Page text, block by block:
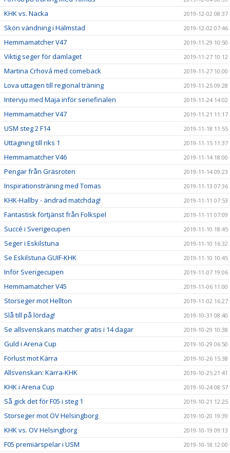
KHK vs. Nacka 2019-12-02 08:37
Skön vändning i Halmstad 2019-12-02 07:46
Hemmamatcher V47 2019-11-29 10:50
Viktig seger för damlaget 2019-11-27 10:12
Martina Crhová med comeback 2019-11-27 10:00
Lova uttagen till regional träning 2019-11-25 09:28
Intervju med Maja inför seriefinalen 2019-11-24 14:02
Hemmamatcher V47 2019-11-21 11:17
USM steg 2 F14 2019-11-18 11:55
Uttagning till riks 1 2019-11-15 11:37
Hemmamatcher V46 2019-11-14 18:00
Pengar från Gräsroten 2019-11-14 09:23
Inspirationsträning med Tomas 2019-11-13 07:36
KHK-Hallby - ändrad matchdag! 2019-11-11 07:53
Fantastisk förtjänst från Folkspel 2019-11-11 07:09
Succé i Sverigecupen 2019-11-10 18:45
Seger i Eskilstuna 2019-11-10 16:32
Se Eskilstuna GUIF-KHK 2019-11-10 10:45
Inför Sverigecupen 2019-11-07 19:06
Hemmamatcher V45 2019-11-06 11:00
Storseger mot Hellton 2019-11-02 16:27
Slå till på lördag! 2019-10-31 08:40
Se allsvenskans matcher gratis i 14 dagar 2019-10-29 10:38
Guld i Arena Cup 2019-10-29 06:50
Förlust mot Kärra 2019-10-26 15:38
Allsvenskan: Kärra-KHK 2019-10-25 21:41
KHK i Arena Cup 2019-10-24 08:57
Så gick det för F05 i steg 1 2019-10-21 12:25
Storseger mot OV Helsingborg 2019-10-20 19:39
KHK vs. OV Helsingborg 2019-10-19 09:13
F05 premiärspelar i USM 2019-10-18 12:00